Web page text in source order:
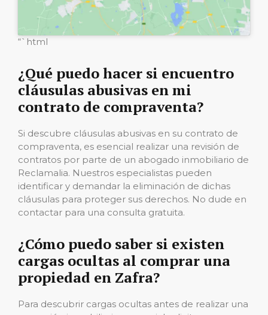
“`html
¿Qué puedo hacer si encuentro
cláusulas abusivas en mi
contrato de compraventa?
Si descubre cláusulas abusivas en su contrato de
compraventa, es esencial realizar una revisión de
contratos por parte de un abogado inmobiliario de
Reclamalia. Nuestros especialistas pueden
identificar y demandar la eliminación de dichas
cláusulas para proteger sus derechos. No dude en
contactar para una consulta gratuita.
¿Cómo puedo saber si existen
cargas ocultas al comprar una
propiedad en Zafra?
Para descubrir cargas ocultas antes de realizar una